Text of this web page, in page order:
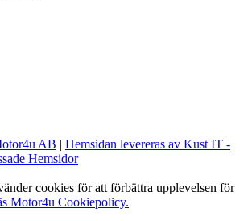
AB | Hemsidan levereras av Kust IT -
Hemsidor
cookies för att förbättra upplevelsen för
Motor4u Cookiepolicy.